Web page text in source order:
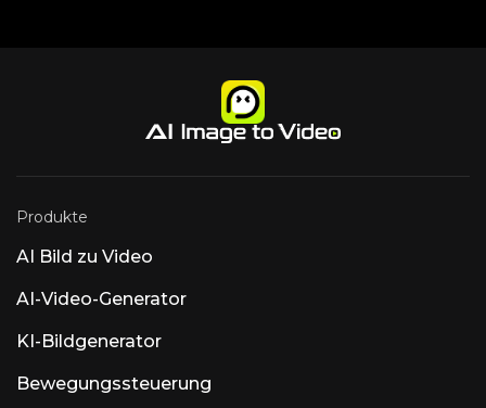
Produkte
AI Bild zu Video
AI-Video-Generator
KI-Bildgenerator
Bewegungssteuerung